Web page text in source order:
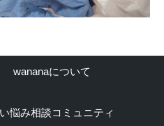
wananaについて
悩み相談コミュニティ